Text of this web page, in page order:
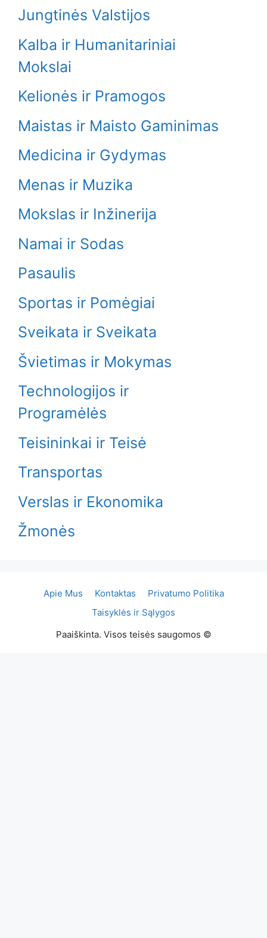
Jungtinės Valstijos
Kalba ir Humanitariniai
Mokslai
Kelionės ir Pramogos
Maistas ir Maisto Gaminimas
Medicina ir Gydymas
Menas ir Muzika
Mokslas ir Inžinerija
Namai ir Sodas
Pasaulis
Sportas ir Pomėgiai
Sveikata ir Sveikata
Švietimas ir Mokymas
Technologijos ir
Programėlės
Teisininkai ir Teisė
Transportas
Verslas ir Ekonomika
Žmonės
Apie Mus Kontaktas
Privatumo Politika
Taisyklės ir Sąlygos
Paaiškinta. Visos teisės saugomos ©